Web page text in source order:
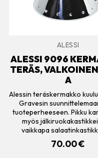
ALESSI
ALESSI 9096
TERÄS,
A
Alessin teräskermakko
Gravesin
tuoteperheeseen. Pikku
myös
vaikkapa
70.00€